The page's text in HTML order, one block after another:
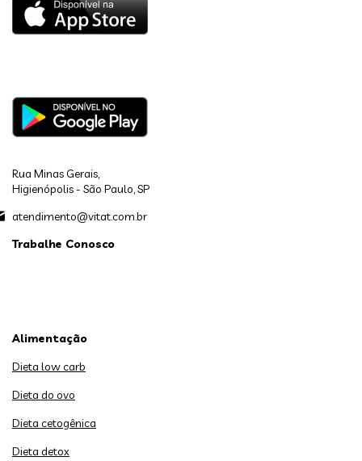
Rua Minas Gerais,
Higienópolis - São Paulo, SP
atendimento@vitat.com.br
Trabalhe Conosco
Alimentação
Dieta low carb
Dieta do ovo
Dieta cetogênica
Dieta detox